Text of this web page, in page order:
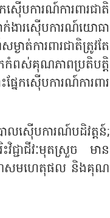
ស៊ើបការណ៍ការពារជាតិ
ក់ងារស៊ើបការណ៍យោធា
ត់ការពារជាតិត្រូវតែ
ពស់គុណភាពប្រតិបត្តិ
ែកស៊ើបការណ៍ការពារ
លស៊ើបការណ៍បដិវត្តន៍;
ជ្ជាជីវៈមុតស្រួច មាន
ាណសមហេតុផល និងគុណ